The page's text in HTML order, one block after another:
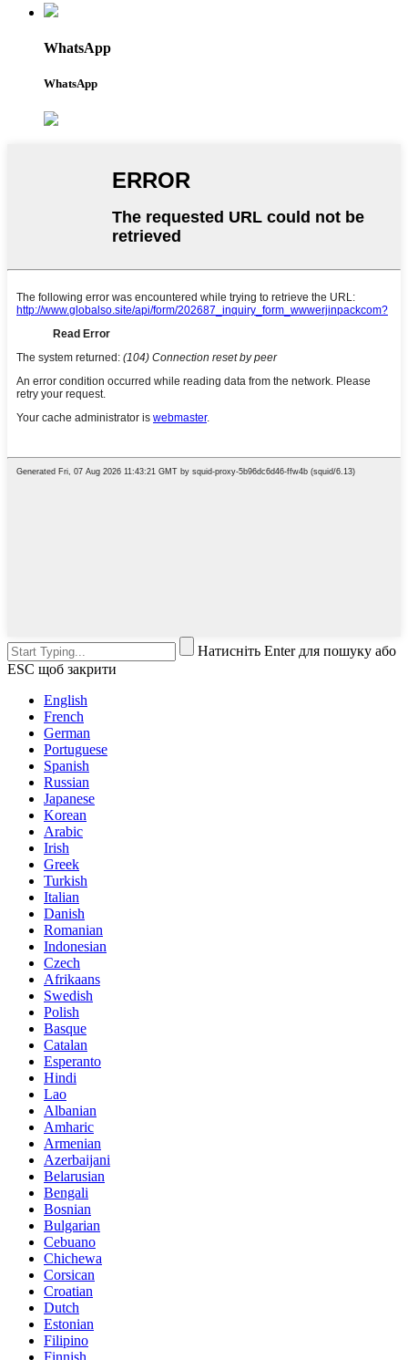
WhatsApp
WhatsApp
Натисніть Enter для пошуку або
ESC щоб закрити
English
French
German
Portuguese
Spanish
Russian
Japanese
Korean
Arabic
Irish
Greek
Turkish
Italian
Danish
Romanian
Indonesian
Czech
Afrikaans
Swedish
Polish
Basque
Catalan
Esperanto
Hindi
Lao
Albanian
Amharic
Armenian
Azerbaijani
Belarusian
Bengali
Bosnian
Bulgarian
Cebuano
Chichewa
Corsican
Croatian
Dutch
Estonian
Filipino